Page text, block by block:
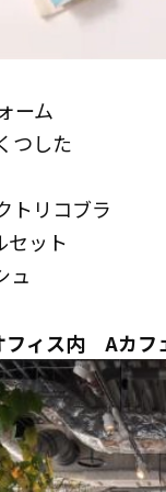
ーム
つした
トリコブラ
セット
ュ
フィス内 Aカフ